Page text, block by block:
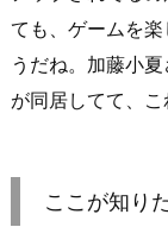
ても、ゲームを
うだね。加藤小
が同居してて、
ここが知り